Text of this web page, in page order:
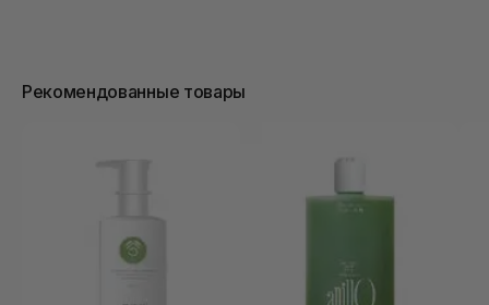
Рекомендованные товары